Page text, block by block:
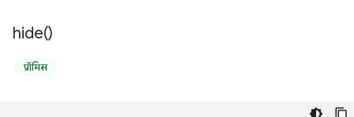
hide()
प्रॉमिस